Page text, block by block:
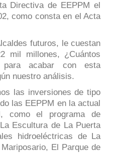
Directiva de EEPPM el
como consta en el Acta
futuros, le cuestan
mil millones, ¿Cuántos
para acabar con esta
nuestro análisis.
las inversiones de tipo
las EEPPM en la actual
como el programa de
Escultura de La Puerta
hidroeléctricas de La
El Parque de